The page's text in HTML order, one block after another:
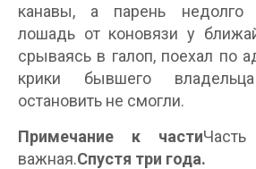
канавы, а парень недолго
лошадь от коновязи у
срываясь в галоп, поехал по
крики бывшего
остановить не смогли.
Примечание к части
важная.Спустя три года.